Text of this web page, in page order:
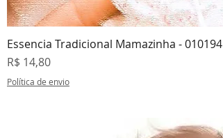
Visualização rápida
Essencia Tradicional Mamazinha - 010194
Preço
R$ 14,80
Política de envio